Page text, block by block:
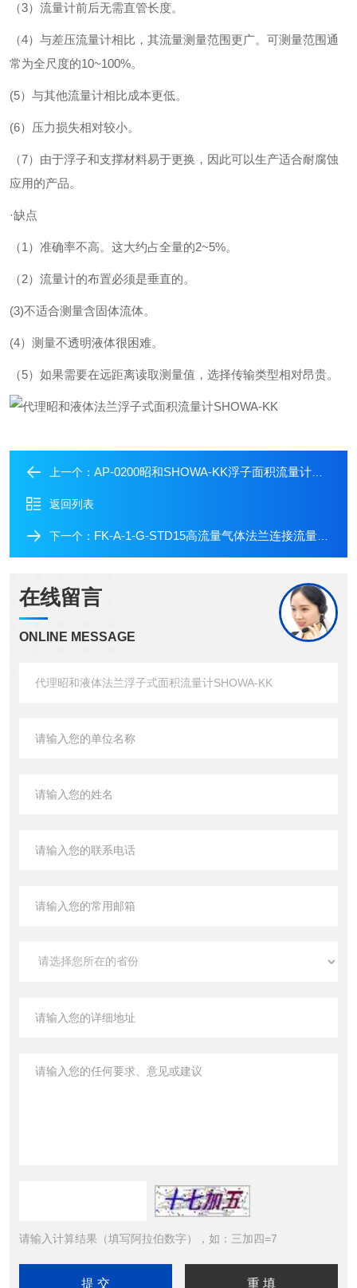
（3）流量计前后无需直管长度。
（4）与差压流量计相比，其流量测量范围更广。可测量范围通
常为全尺度的10~100%。
(5）与其他流量计相比成本更低。
(6）压力损失相对较小。
（7）由于浮子和支撑材料易于更换，因此可以生产适合耐腐蚀
应用的产品。
·缺点
（1）准确率不高。这大约占全量的2~5%。
（2）流量计的布置必须是垂直的。
(3)不适合测量含固体流体。
(4）测量不透明液体很困难。
（5）如果需要在远距离读取测量值，选择传输类型相对昂贵。
上一个： AP-0200昭和SHOWA-KK浮子面积流量计日本进口代理
返回列表
下一个： FK-A-1-G-STD15高流量气体法兰连接流量计昭和SHOWA-KK日本
在线留言
ONLINE MESSAGE
请输入计算结果（填写阿拉伯数字），如：三加四=7